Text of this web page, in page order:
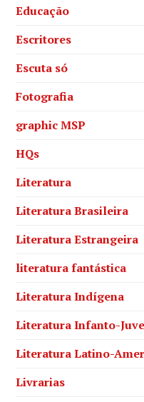
Educação
Escritores
Escuta só
Fotografia
graphic MSP
HQs
Literatura
Literatura Brasileira
Literatura Estrangeira
literatura fantástica
Literatura Indígena
Literatura Infanto-
Literatura Latino-
Livrarias